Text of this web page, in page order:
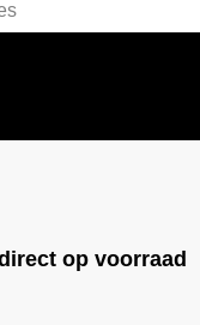
op voorraad